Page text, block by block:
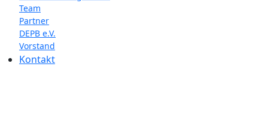
Team
Partner
DEPB e.V.
Vorstand
Kontakt